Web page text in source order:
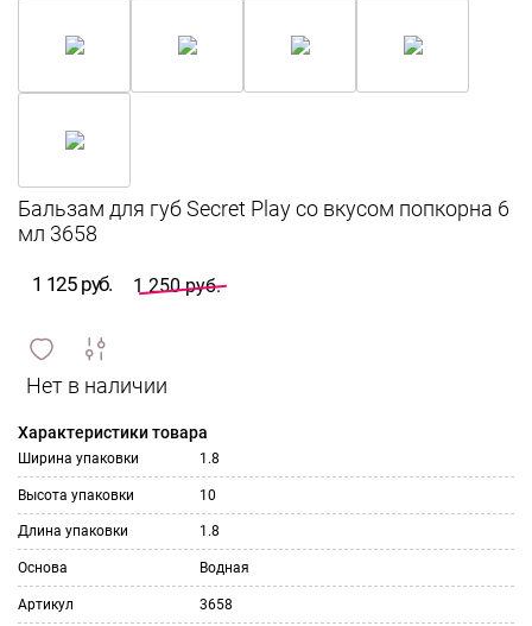
1 125 руб. 1 250 руб.
и
сравнить
ИЗБРАННОЕ
Характеристики товара
Ширина упаковки 1.8
Высота упаковки 10
Длина упаковки 1.8
Основа Водная
Артикул 3658